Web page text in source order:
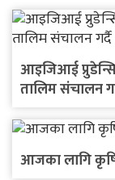
आइजिआई
तालिम संचालन
आजका लागि